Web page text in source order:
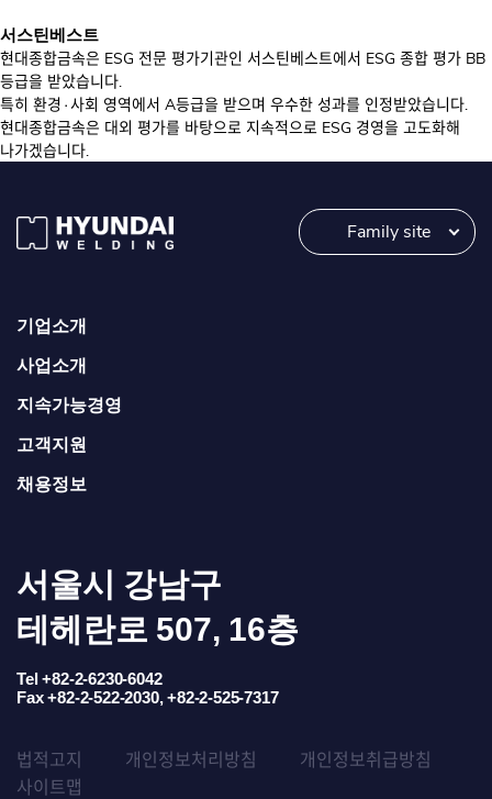
서스틴베스트
현대종합금속은 ESG 전문 평가기관인 서스틴베스트에서 ESG 종합 평가 BB
등급을 받았습니다.
특히 환경∙사회 영역에서 A등급을 받으며 우수한 성과를 인정받았습니다.
현대종합금속은 대외 평가를 바탕으로 지속적으로 ESG 경영을 고도화해
나가겠습니다.
Family site
기업소개
사업소개
지속가능경영
고객지원
채용정보
서울시 강남구
테헤란로 507, 16층
Tel +82-2-6230-6042
Fax +82-2-522-2030, +82-2-525-7317
법적고지 개인정보처리방침
개인정보취급방침
사이트맵